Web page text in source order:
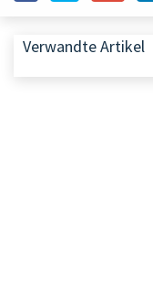
Verwandte Artikel